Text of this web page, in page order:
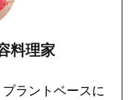
料理家
ラントベースに